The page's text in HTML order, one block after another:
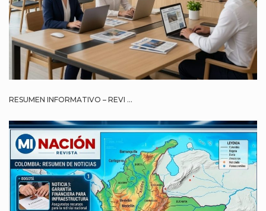
RESUMEN INFORMATIVO – REVI ...